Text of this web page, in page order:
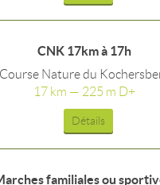
CNK 17km à 17h
Course Nature du
17 km — 225 m D+
Détails
familiales ou